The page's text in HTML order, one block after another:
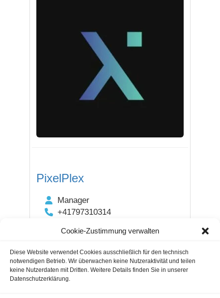
Cookie-Zustimmung verwalten
Diese Website verwendet Cookies ausschließlich für den technisch
notwendigen Betrieb. Wir überwachen keine Nutzeraktivität und teilen
keine Nutzerdaten mit Dritten. Weitere Details finden Sie in unserer
Datenschutzerklärung.
PixelPlex
Manager
+41797310314
8808 Pfäffikon SZ